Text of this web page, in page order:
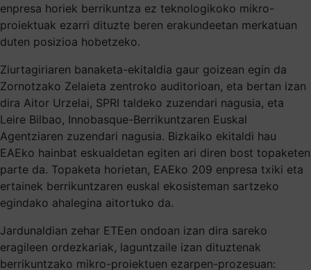
enpresa horiek berrikuntza ez teknologikoko mikro-
proiektuak ezarri dituzte beren erakundeetan merkatuan
duten posizioa hobetzeko.
Ziurtagiriaren banaketa-ekitaldia gaur goizean egin da
Zornotzako Zelaieta zentroko auditorioan, eta bertan izan
dira Aitor Urzelai, SPRI taldeko zuzendari nagusia, eta
Leire Bilbao, Innobasque-Berrikuntzaren Euskal
Agentziaren zuzendari nagusia. Bizkaiko ekitaldi hau
EAEko hainbat eskualdetan egiten ari diren bost topaketen
parte da. Topaketa horietan, EAEko 209 enpresa txiki eta
ertainek berrikuntzaren euskal ekosisteman sartzeko
egindako ahalegina aitortuko da.
Jardunaldian zehar ETEen ondoan izan dira sareko
eragileen ordezkariak, laguntzaile izan dituztenak
berrikuntzako mikro-proiektuen ezarpen-prozesuan: